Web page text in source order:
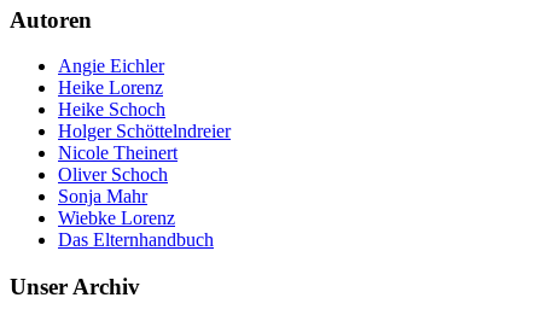
Autoren
Angie Eichler
Heike Lorenz
Heike Schoch
Holger Schöttelndreier
Nicole Theinert
Oliver Schoch
Sonja Mahr
Wiebke Lorenz
Das Elternhandbuch
Unser Archiv